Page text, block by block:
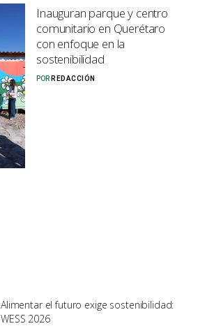
Inauguran parque y centro
comunitario en Querétaro
con enfoque en la
sostenibilidad
POR REDACCIÓN
Alimentar el futuro exige sostenibilidad:
WESS 2026